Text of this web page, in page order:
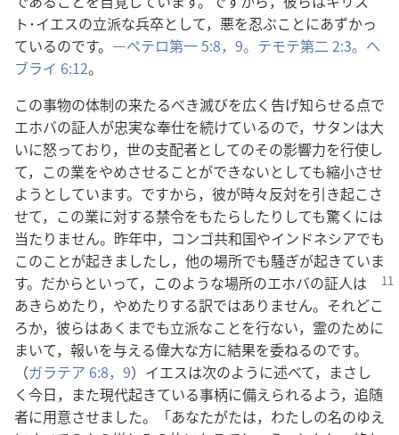
ト･イエスの立派な兵卒として，悪を忍ぶことにあずかっ
ているのです。―ペテロ第一 5:8，9。 テモテ第二 2:3。 ヘ
ブライ 6:12。
この事物の体制の来たるべき滅びを広く告げ知らせる点で
エホバの証人が忠実な奉仕を続けているので，サタンは大
いに怒っており，世の支配者としてのその影響力を行使し
て，この業をやめさせることができないとしても縮小させ
ようとしています。ですから，彼が時々反対を引き起こさ
せて，この業に対する禁令をもたらしたりしても驚くには
当たりません。昨年中，コンゴ共和国やインドネシアでも
このことが起きましたし，他の場所でも騒ぎが起きていま
す。だからといって，このような場所のエホバの証人は
あきらめたり，やめたりする訳ではありません。それどこ
ろか，彼らはあくまでも立派なことを行ない，霊のために
まいて，報いを与える偉大な方に結果を委ねるのです。
（ガラテア 6:8，9）イエスは次のように述べて，まさし
く今日，また現代起きている事柄に備えられるよう，追随
者に用意させました。「あなたがたは，わたしの名のゆえ